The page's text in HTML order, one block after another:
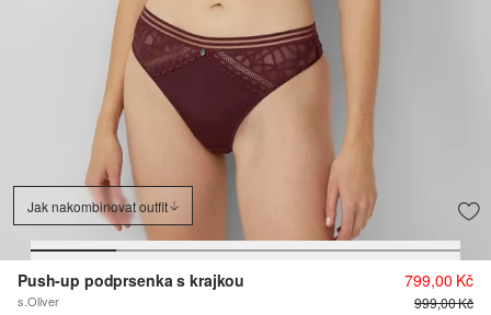
Jak nakombinovat outfit
Push-up podprsenka s krajkou
s.Oliver
799,00 Kč
999,00 Kč